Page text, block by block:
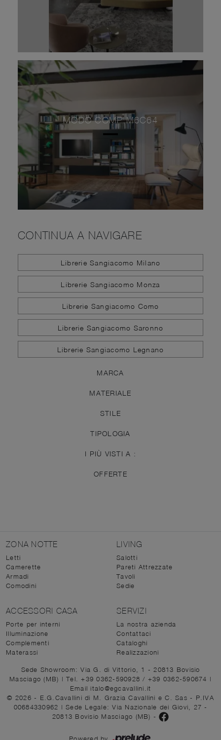
MODO COMP M6C64
CONTINUA A NAVIGARE
Librerie Sangiacomo Milano
Librerie Sangiacomo Monza
Librerie Sangiacomo Como
Librerie Sangiacomo Saronno
Librerie Sangiacomo Legnano
MARCA
MATERIALE
STILE
TIPOLOGIA
I PIÙ VISTI A :
OFFERTE
ZONA NOTTE
Letti
Camerette
Armadi
Comodini
LIVING
Salotti
Pareti Attrezzate
Tavoli
Sedie
ACCESSORI CASA
Porte per interni
Illuminazione
Complementi
Materassi
SERVIZI
La nostra azienda
Contattaci
Cataloghi
Realizzazioni
Sede Showroom: Via G. di Vittorio, 1 - 20813 Bovisio
Masciago (MB) | Tel. +39 0362-590928/ +39 0362-590674 |
Email italo@egcavallini.it
© 2026 - E.G.Cavallini di M. Grazia Cavallini e C. Sas - P.IVA
00684330962 | Sede Legale: Via Nazionale dei Giovi, 27 -
20813 Bovisio Masciago (MB) -